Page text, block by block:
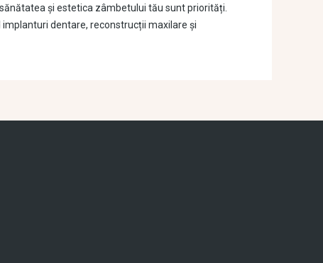
și estetica zâmbetului tău sunt priorități.
dentare, reconstrucții maxilare și